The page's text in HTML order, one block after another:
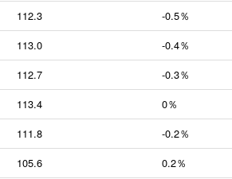
112.3
-0.5％
113.0
-0.4％
112.7
-0.3％
113.4
0％
111.8
-0.2％
105.6
0.2％